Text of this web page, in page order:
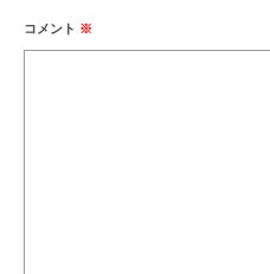
コメント ※